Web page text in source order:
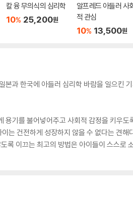
칼 융 무의식의 심리학
10% 25,200원
알프레드 아들러 사
적 관심
10% 13,500원
과 한국에 아들러 심리학 바람을 일으킨
기를 불어넣어주고 사회적 감정을 키우도
는 건전하게 성장하지 않을 수 없다는 견해
록 이끄는 최고의 방법은 아이들이 스스로